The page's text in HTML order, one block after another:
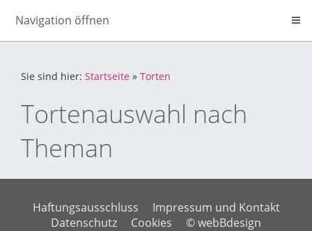
Navigation öffnen
Sie sind hier: Startseite » Torten
Tortenauswahl nach
Theman
Haftungsausschluss
Impressum und Kontakt
Datenschutz
Cookies © webBdesign